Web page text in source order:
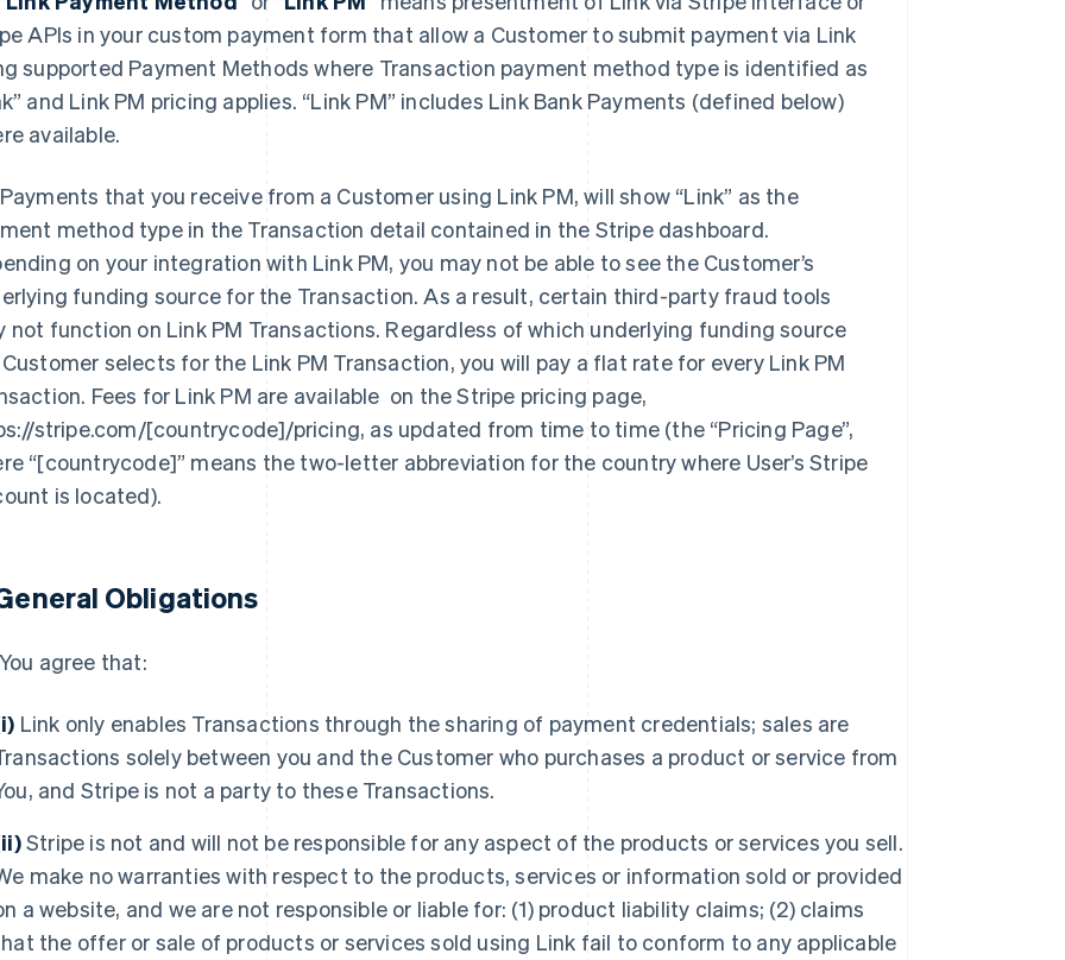
APIs in your custom payment form that allow a Customer to submit payment via Link
supported Payment Methods where Transaction payment method type is identified as
and Link PM pricing applies. “Link PM” includes Link Bank Payments (defined below)
available.
Payments that you receive from a Customer using Link PM, will show “Link” as the
method type in the Transaction detail contained in the Stripe dashboard.
on your integration with Link PM, you may not be able to see the Customer’s
funding source for the Transaction. As a result, certain third-party fraud tools
not function on Link PM Transactions. Regardless of which underlying funding source
selects for the Link PM Transaction, you will pay a flat rate for every Link PM
Fees for Link PM are available on the Stripe pricing page,
stripe.com/[countrycode]/pricing, as updated from time to time (the “Pricing Page”,
“[countrycode]” means the two-letter abbreviation for the country where User’s Stripe
is located).
Obligations
agree that:
Link only enables Transactions through the sharing of payment credentials; sales are
solely between you and the Customer who purchases a product or service from
and Stripe is not a party to these Transactions.
Stripe is not and will not be responsible for any aspect of the products or services you sell.
make no warranties with respect to the products, services or information sold or provided
a website, and we are not responsible or liable for: (1) product liability claims; (2) claims
the offer or sale of products or services sold using Link fail to conform to any applicable